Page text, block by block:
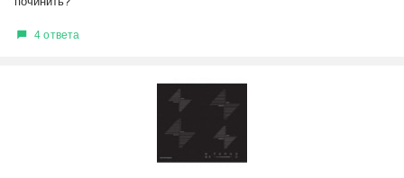
4 ответа